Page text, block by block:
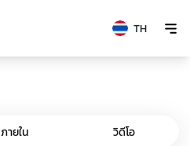
TH
ภายใน วิดีโอ